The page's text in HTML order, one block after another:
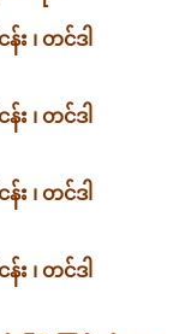
၊ တင်ဒါ
၊ တင်ဒါ
၊ တင်ဒါ
၊ တင်ဒါ